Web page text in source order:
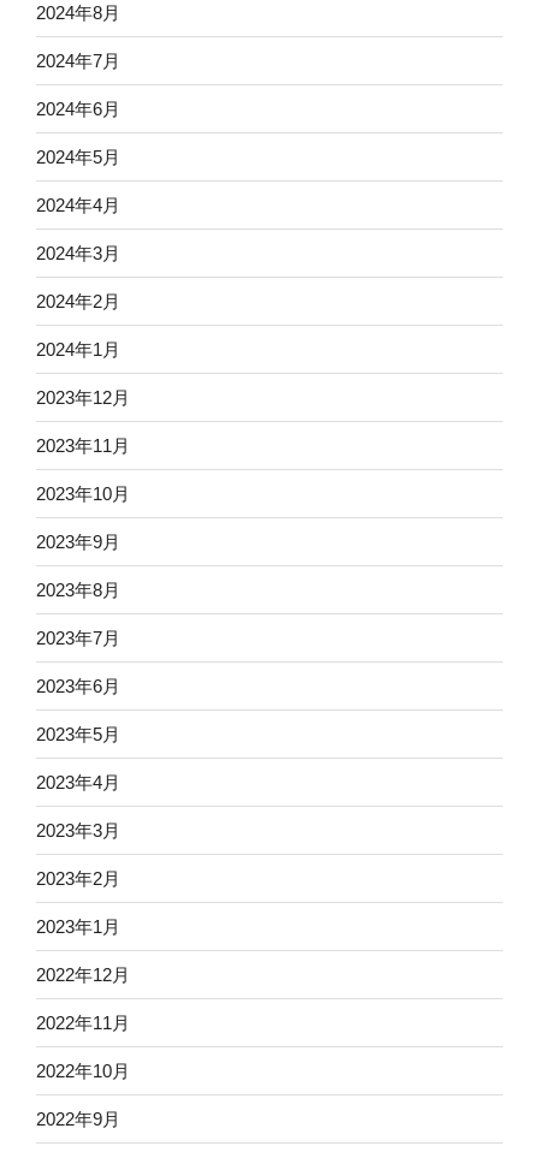
2024年8月
2024年7月
2024年6月
2024年5月
2024年4月
2024年3月
2024年2月
2024年1月
2023年12月
2023年11月
2023年10月
2023年9月
2023年8月
2023年7月
2023年6月
2023年5月
2023年4月
2023年3月
2023年2月
2023年1月
2022年12月
2022年11月
2022年10月
2022年9月